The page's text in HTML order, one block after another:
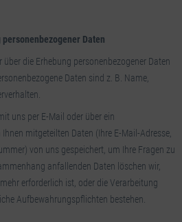
Daten
die Erhebung personenbezogener Daten
Daten sind z. B. Name,
uns per E-Mail oder über ein
mitgeteilten Daten (Ihre E-Mail-Adresse,
von uns gespeichert, um Ihre Fragen zu
anfallenden Daten löschen wir,
erforderlich ist, oder die Verarbeitung
Aufbewahrungspflichten bestehen.